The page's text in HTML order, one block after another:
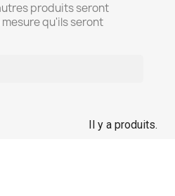
produits seront
qu'ils seront
Il y a produits.